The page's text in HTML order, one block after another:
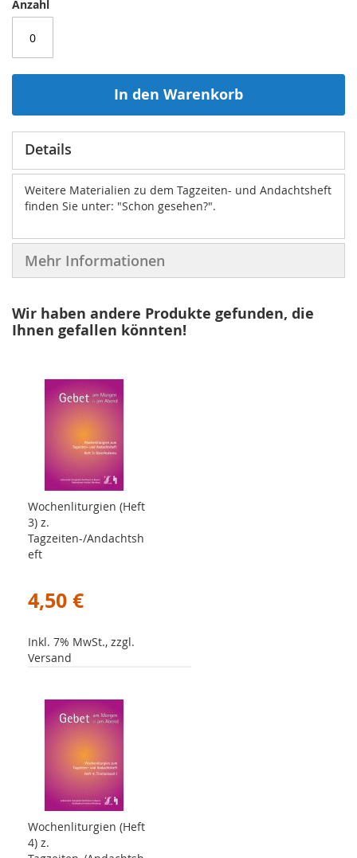
Anzahl
In den Warenkorb
Details
Weitere Materialien zu dem Tagzeiten- und Andachtsheft
finden Sie unter: "Schon gesehen?".
Mehr Informationen
Wir haben andere Produkte gefunden, die
Ihnen gefallen könnten!
Wochenliturgien (Heft
3) z.
Tagzeiten-/Andachtsh
eft
4,50 €
Inkl. 7% MwSt., zzgl.
Versand
Wochenliturgien (Heft
4) z.